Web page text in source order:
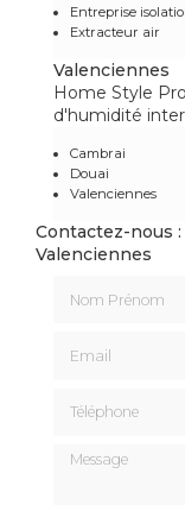
Entreprise
Extracteur air
Valenciennes
Home Style
d'humidité
Cambrai
Douai
Valenciennes
Contactez-nous
Valenciennes
Message